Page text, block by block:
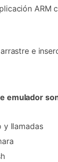
ARM
e
emulador
y llamadas